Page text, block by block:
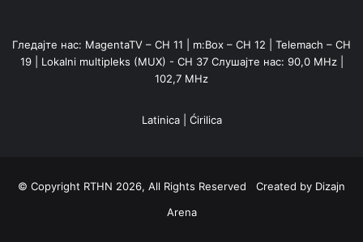
Гледајте нас: MagentaTV – CH 11 | m:Box – CH 12 | Telemach – CH
19 | Lokalni multipleks (MUX) - CH 37 Слушајте нас: 90,0 MHz |
102,7 MHz
Latinica| Ćirilica
© Copyright RTHN 2026, All Rights Reserved Created by Dizajn
Arena